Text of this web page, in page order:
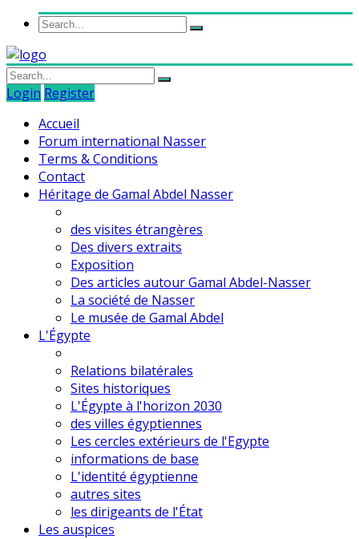
Login Register
Accueil
Forum international Nasser
Terms & Conditions
Contact
Héritage de Gamal Abdel Nasser
des visites étrangères
Des divers extraits
Exposition
Des articles autour Gamal Abdel-Nasser
La société de Nasser
Le musée de Gamal Abdel
L'Égypte
Relations bilatérales
Sites historiques
L'Égypte à l'horizon 2030
des villes égyptiennes
Les cercles extérieurs de l'Egypte
informations de base
L'identité égyptienne
autres sites
les dirigeants de l'État
Les auspices